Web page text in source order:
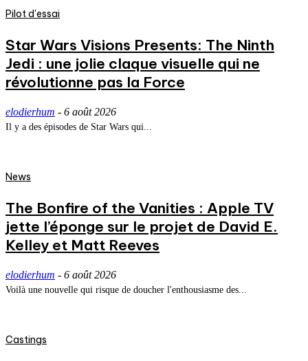
Pilot d'essai
Star Wars Visions Presents: The Ninth
Jedi : une jolie claque visuelle qui ne
révolutionne pas la Force
elodierhum - 6 août 2026
Il y a des épisodes de Star Wars qui...
News
The Bonfire of the Vanities : Apple TV
jette l’éponge sur le projet de David E.
Kelley et Matt Reeves
elodierhum - 6 août 2026
Voilà une nouvelle qui risque de doucher l'enthousiasme des...
Castings